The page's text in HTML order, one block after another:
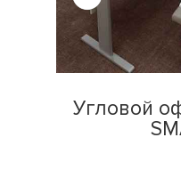
Угловой